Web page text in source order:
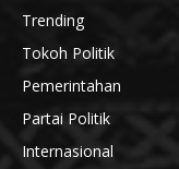
Trending
Tokoh Politik
Pemerintahan
Partai Politik
Internasional